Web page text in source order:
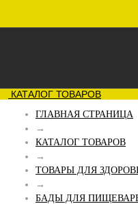
КАТАЛОГ ТОВАРОВ
ГЛАВНАЯ СТРАНИЦА
→
КАТАЛОГ ТОВАРОВ
→
ТОВАРЫ ДЛЯ
→
БАДЫ ДЛЯ